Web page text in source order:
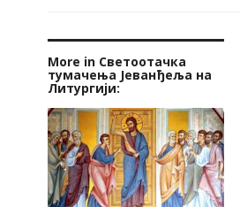
More in Светоотачка
тумачења Јеванђеља на
Литургији: